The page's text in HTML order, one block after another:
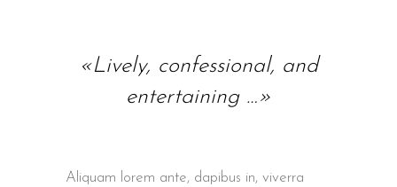
«Lively, confessional, and
entertaining …»
Aliquam lorem ante, dapibus in, viverra